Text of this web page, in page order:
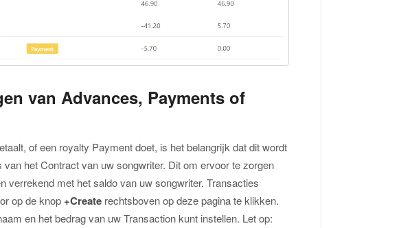
van Advances, Payments of
of een royalty Payment doet, is het belangrijk dat dit wordt
het Contract van uw songwriter. Dit om ervoor te zorgen
verrekend met het saldo van uw songwriter. Transacties
op de knop +Createrechtsboven op deze pagina te klikken.
en het bedrag van uw Transaction kunt instellen. Let op: